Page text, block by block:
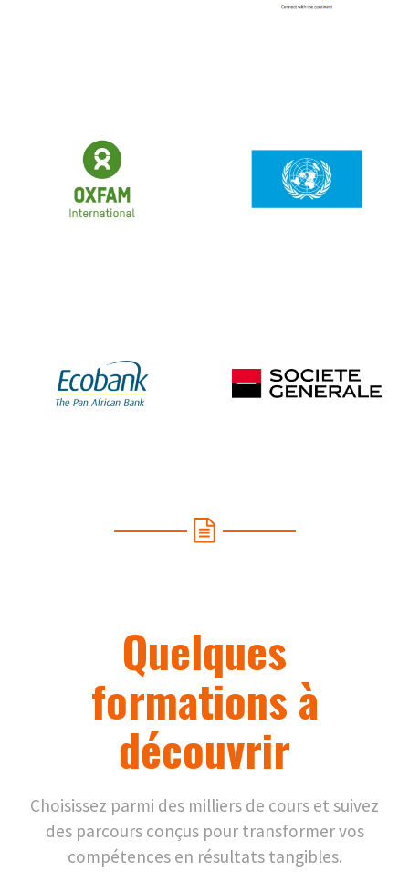
Quelques
formations à
découvrir
Choisissez parmi des milliers de cours et suivez
des parcours conçus pour transformer vos
compétences en résultats tangibles.